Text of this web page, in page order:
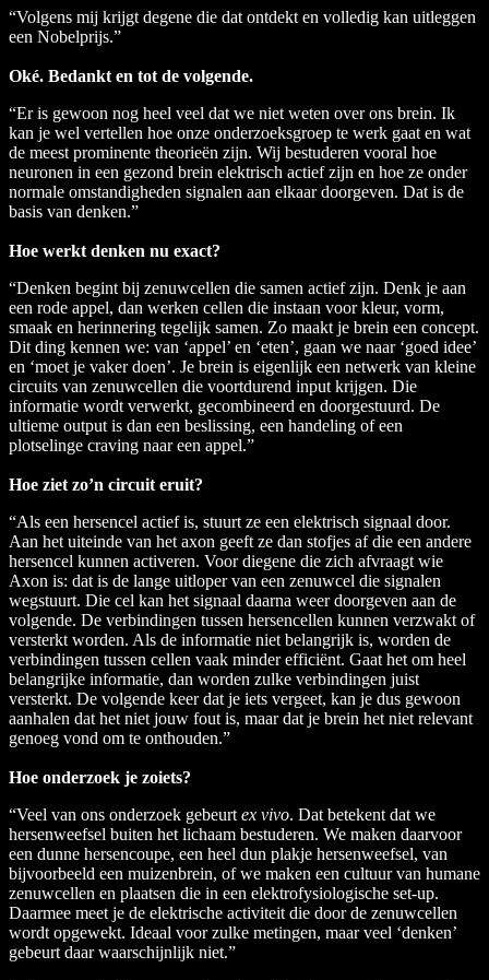
“Volgens mij krijgt degene die dat ontdekt en volledig kan uitleggen
een Nobelprijs.”
Oké. Bedankt en tot de volgende.
“Er is gewoon nog heel veel dat we niet weten over ons brein. Ik
kan je wel vertellen hoe onze onderzoeksgroep te werk gaat en wat
de meest prominente theorieën zijn. Wij bestuderen vooral hoe
neuronen in een gezond brein elektrisch actief zijn en hoe ze onder
normale omstandigheden signalen aan elkaar doorgeven. Dat is de
basis van denken.”
Hoe werkt denken nu exact?
“Denken begint bij zenuwcellen die samen actief zijn. Denk je aan
een rode appel, dan werken cellen die instaan voor kleur, vorm,
smaak en herinnering tegelijk samen. Zo maakt je brein een concept.
Dit ding kennen we: van ‘appel’ en ‘eten’, gaan we naar ‘goed idee’
en ‘moet je vaker doen’. Je brein is eigenlijk een netwerk van kleine
circuits van zenuwcellen die voortdurend input krijgen. Die
informatie wordt verwerkt, gecombineerd en doorgestuurd. De
ultieme output is dan een beslissing, een handeling of een
plotselinge craving naar een appel.”
Hoe ziet zo’n circuit eruit?
“Als een hersencel actief is, stuurt ze een elektrisch signaal door.
Aan het uiteinde van het axon geeft ze dan stofjes af die een andere
hersencel kunnen activeren. Voor diegene die zich afvraagt wie
Axon is: dat is de lange uitloper van een zenuwcel die signalen
wegstuurt. Die cel kan het signaal daarna weer doorgeven aan de
volgende. De verbindingen tussen hersencellen kunnen verzwakt of
versterkt worden. Als de informatie niet belangrijk is, worden de
verbindingen tussen cellen vaak minder efficiënt. Gaat het om heel
belangrijke informatie, dan worden zulke verbindingen juist
versterkt. De volgende keer dat je iets vergeet, kan je dus gewoon
aanhalen dat het niet jouw fout is, maar dat je brein het niet relevant
genoeg vond om te onthouden.”
Hoe onderzoek je zoiets?
“Veel van ons onderzoek gebeurt ex vivo. Dat betekent dat we
hersenweefsel buiten het lichaam bestuderen. We maken daarvoor
een dunne hersencoupe, een heel dun plakje hersenweefsel, van
bijvoorbeeld een muizenbrein, of we maken een cultuur van humane
zenuwcellen en plaatsen die in een elektrofysiologische set-up.
Daarmee meet je de elektrische activiteit die door de zenuwcellen
wordt opgewekt. Ideaal voor zulke metingen, maar veel ‘denken’
gebeurt daar waarschijnlijk niet.”